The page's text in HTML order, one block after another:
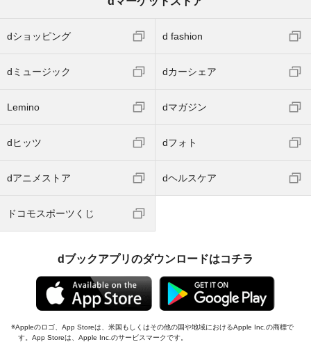
dショッピング d fashion
dミュージック dカーシェア
Lemino dマガジン
dヒッツ dフォト
dアニメストア dヘルスケア
ドコモスポーツくじ
dブックアプリのダウンロードはコチラ
Appleのロゴ、App Storeは、米国もしくはその他の国や地域におけるApple Inc.の商標で
す。App Storeは、Apple Inc.のサービスマークです。